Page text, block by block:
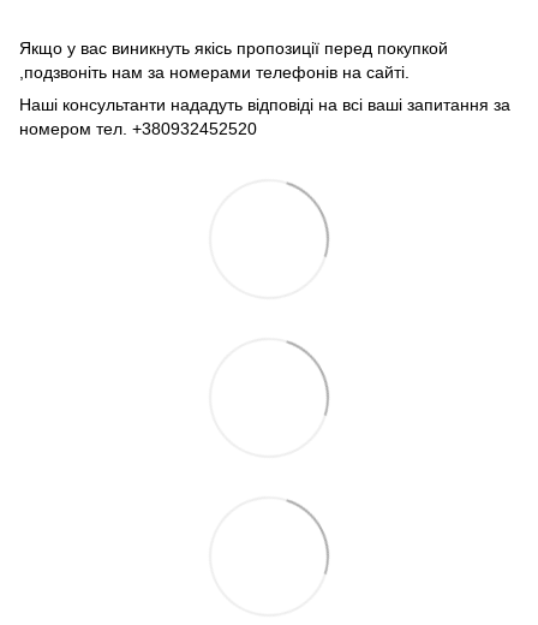
Якщо у вас виникнуть якісь пропозиції перед покупкой
,подзвоніть нам за номерами телефонів на сайті.
Наші консультанти нададуть відповіді на всі ваші запитання за
номером тел. +380932452520